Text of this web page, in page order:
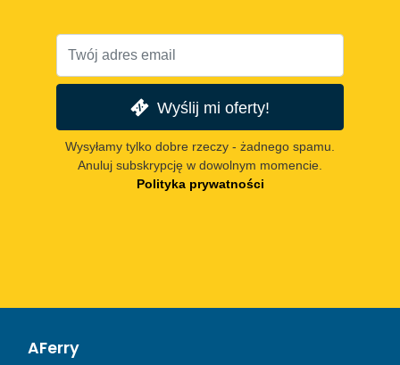
Wyślij mi oferty!
Wysyłamy tylko dobre rzeczy - żadnego spamu.
Anuluj subskrypcję w dowolnym momencie.
Polityka prywatności
AFerry